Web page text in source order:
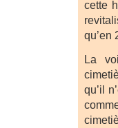
cette
qu’en
La
qu’il